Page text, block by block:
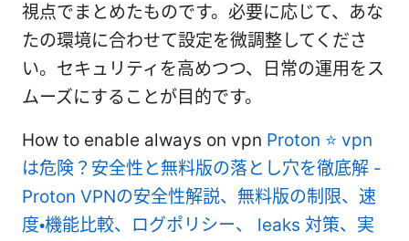
視点でまとめたものです。必要に応じて、あな
たの環境に合わせて設定を微調整してくださ
い。セキュリティを高めつつ、日常の運用をス
ムーズにすることが目的です。
How to enable always on vpn Proton ⭐ vpn
は危険？安全性と無料版の落とし穴を徹底解 -
Proton VPNの安全性解説、無料版の制限、速
度・機能比較、ログポリシー、 leaks 対策、実